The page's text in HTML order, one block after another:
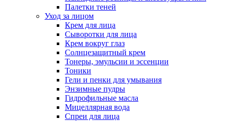
Палетки теней
Уход за лицом
Крем для лица
Сыворотки для лица
Крем вокруг глаз
Солнцезащитный крем
Тонеры, эмульсии и эссенции
Тоники
Гели и пенки для умывания
Энзимные пудры
Гидрофильные масла
Мицеллярная вода
Спреи для лица